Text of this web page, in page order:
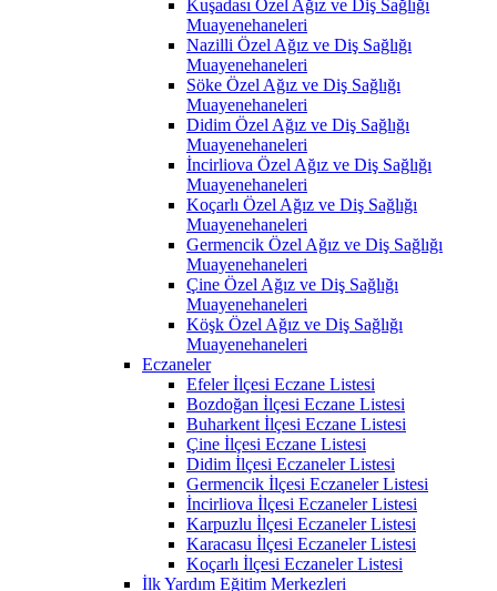
Kuşadası Özel Ağız ve Diş Sağlığı
Muayenehaneleri
Nazilli Özel Ağız ve Diş Sağlığı
Muayenehaneleri
Söke Özel Ağız ve Diş Sağlığı
Muayenehaneleri
Didim Özel Ağız ve Diş Sağlığı
Muayenehaneleri
İncirliova Özel Ağız ve Diş Sağlığı
Muayenehaneleri
Koçarlı Özel Ağız ve Diş Sağlığı
Muayenehaneleri
Germencik Özel Ağız ve Diş Sağlığı
Muayenehaneleri
Çine Özel Ağız ve Diş Sağlığı
Muayenehaneleri
Köşk Özel Ağız ve Diş Sağlığı
Muayenehaneleri
Eczaneler
Efeler İlçesi Eczane Listesi
Bozdoğan İlçesi Eczane Listesi
Buharkent İlçesi Eczane Listesi
Çine İlçesi Eczane Listesi
Didim İlçesi Eczaneler Listesi
Germencik İlçesi Eczaneler Listesi
İncirliova İlçesi Eczaneler Listesi
Karpuzlu İlçesi Eczaneler Listesi
Karacasu İlçesi Eczaneler Listesi
Koçarlı İlçesi Eczaneler Listesi
İlk Yardım Eğitim Merkezleri